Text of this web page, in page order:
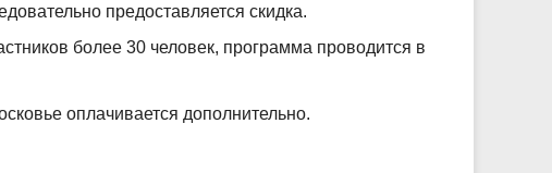
предоставляется скидка.
более 30 человек, программа проводится в
оплачивается дополнительно.